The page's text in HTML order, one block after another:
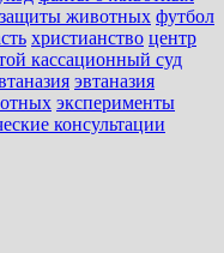
животных футбол
христианство центр
кассационный суд
эвтаназия
эксперименты
консультации